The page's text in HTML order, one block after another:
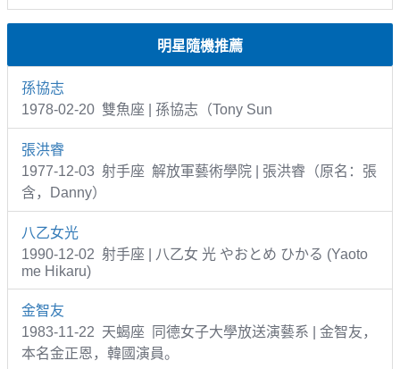
明星隨機推薦
孫協志
1978-02-20 雙魚座 | 孫協志（Tony Sun
張洪睿
1977-12-03 射手座 解放軍藝術學院 | 張洪睿（原名：張
含，Danny）
八乙女光
1990-12-02 射手座 | 八乙女 光 やおとめ ひかる (Yaoto
me Hikaru)
金智友
1983-11-22 天蝎座 同德女子大學放送演藝系 | 金智友，
本名金正恩，韓國演員。